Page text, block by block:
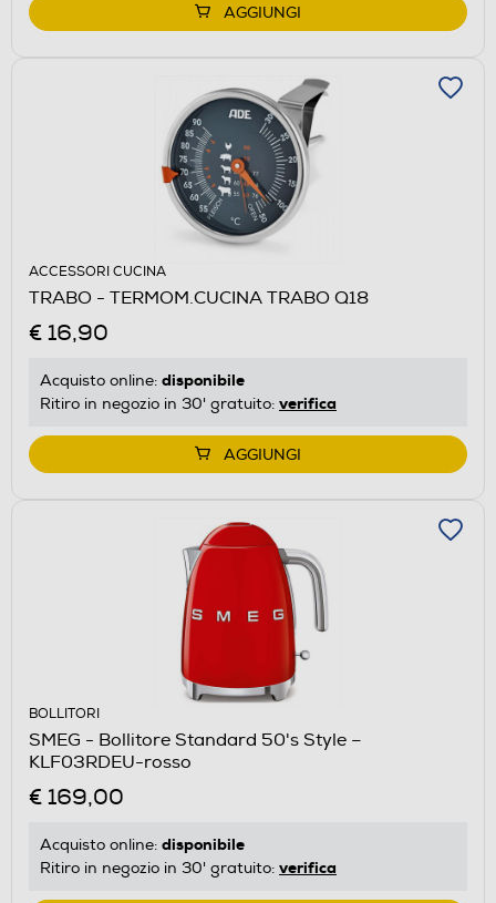
AGGIUNGI
ACCESSORI CUCINA
TRABO - TERMOM.CUCINA TRABO Q18
€ 16,90
Acquisto online: disponibile
Ritiro in negozio in 30' gratuito: verifica
AGGIUNGI
BOLLITORI
SMEG - Bollitore Standard 50's Style –
KLF03RDEU-rosso
€ 169,00
Acquisto online: disponibile
Ritiro in negozio in 30' gratuito: verifica